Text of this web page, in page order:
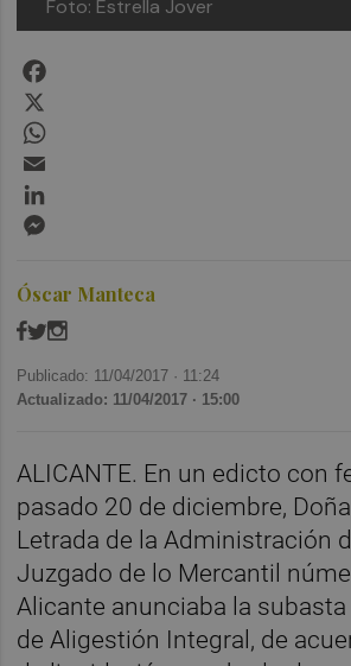
Foto: Estrella Jover
Óscar Manteca
Publicado: 11/04/2017 · 11:24
Actualizado: 11/04/2017 · 15:00
ALICANTE. En un edicto con
pasado 20 de diciembre,
Letrada de la Administración
Juzgado de lo Mercantil
Alicante anunciaba la
de Aligestión Integral, de